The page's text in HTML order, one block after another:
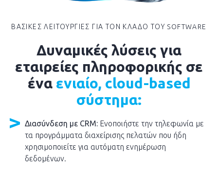
ΒΑΣΙΚΕΣ ΛΕΙΤΟΥΡΓΙΕΣ ΓΙΑ ΤΟΝ ΚΛΑΔΟ ΤΟΥ SOFTWARE
Δυναμικές λύσεις για
εταιρείες πληροφορικής σε
ένα ενιαίο, cloud-based
σύστημα:
Διασύνδεση με CRM: Ενοποιήστε την τηλεφωνία με
τα προγράμματα διαχείρισης πελατών που ήδη
χρησιμοποιείτε για αυτόματη ενημέρωση
δεδομένων.